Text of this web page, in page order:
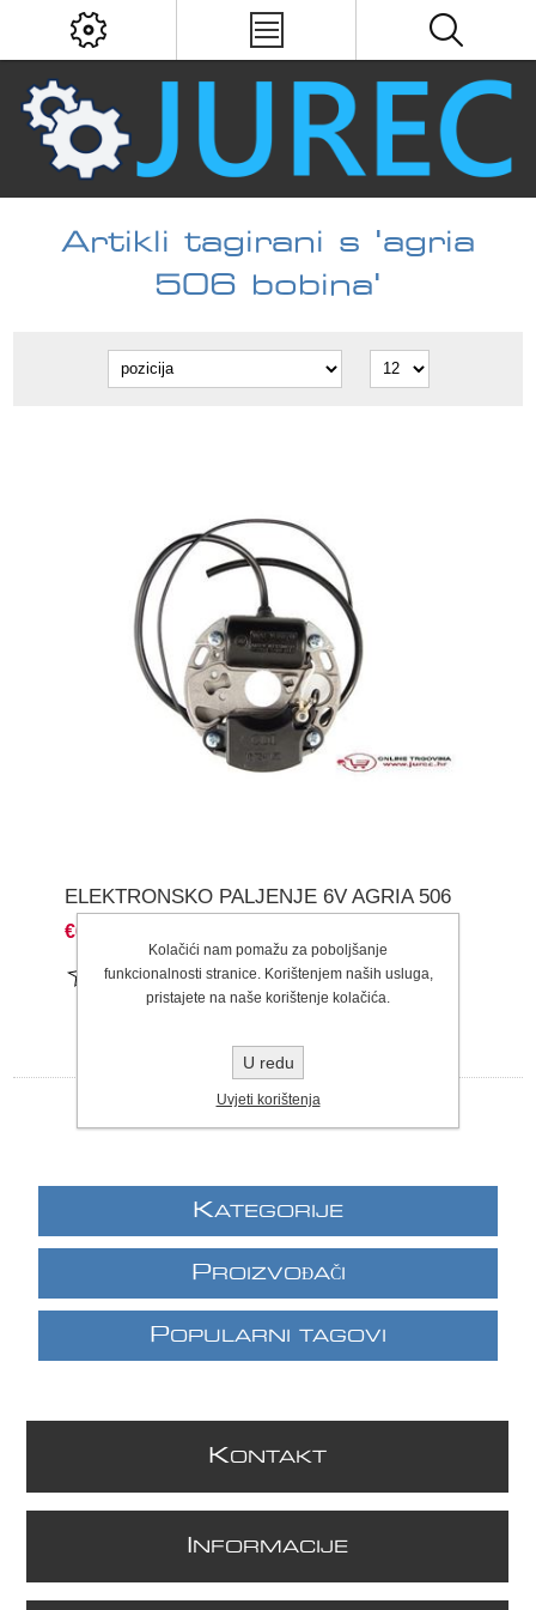
Artikli tagirani s 'agria
506 bobina'
ELEKTRONSKO PALJENJE 6V AGRIA 506
€67,50
KATEGORIJE
PROIZVOĐAČI
POPULARNI TAGOVI
KONTAKT
NFORMACIJE
Kolačići nam pomažu za poboljšanje
funkcionalnosti stranice. Korištenjem naših usluga,
pristajete na naše korištenje kolačića.
U redu
Uvjeti korištenja